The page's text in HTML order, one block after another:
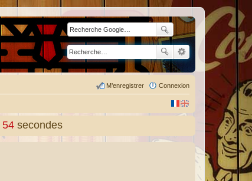
Connexion
M’enregistrer
55 secondes